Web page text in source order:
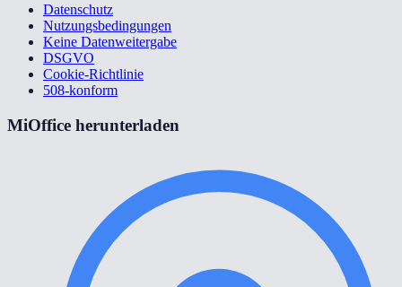
Datenschutz
Nutzungsbedingungen
Keine Datenweitergabe
DSGVO
Cookie-Richtlinie
508-konform
MiOffice herunterladen